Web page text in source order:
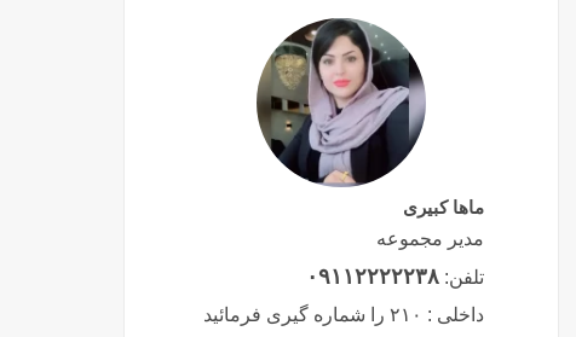
ماها کبیری
مدیر مجموعه
تلفن: ۰۹۱۱۲۲۲۲۲۳۸
داخلی : ۲۱۰ را شماره گیری فرمائید